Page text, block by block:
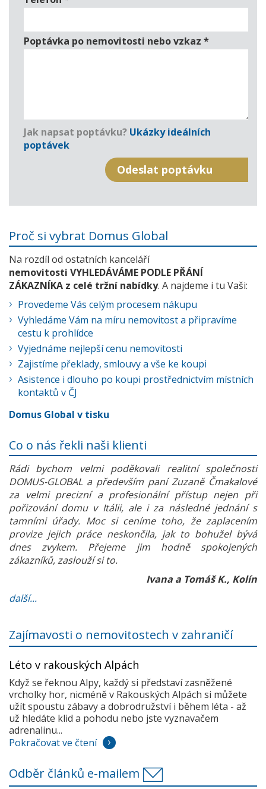
Poptávka po nemovitosti nebo vzkaz *
Jak napsat poptávku? Ukázky ideálních
poptávek
Proč si vybrat Domus Global
Na rozdíl od ostatních kanceláří
nemovitosti VYHLEDÁVÁME PODLE PŘÁNÍ
ZÁKAZNÍKA z celé tržní nabídky. A najdeme i tu Vaši:
Provedeme Vás celým procesem nákupu
Vyhledáme Vám na míru nemovitost a připravíme
cestu k prohlídce
Vyjednáme nejlepší cenu nemovitosti
Zajistíme překlady, smlouvy a vše ke koupi
Asistence i dlouho po koupi prostřednictvím místních
kontaktů v ČJ
Domus Global v tisku
Co o nás řekli naši klienti
Rádi bychom velmi poděkovali realitní společnosti
DOMUS-GLOBAL a především paní Zuzaně Čmakalové
za velmi precizní a profesionální přístup nejen při
pořizování domu v Itálii, ale i za následné jednání s
tamními úřady. Moc si ceníme toho, že zaplacením
provize jejich práce neskončila, jak to bohužel bývá
dnes zvykem. Přejeme jim hodně spokojených
zákazníků, zaslouží si to.
Ivana a Tomáš K., Kolín
další...
Zajímavosti o nemovitostech v zahraničí
Léto v rakouských Alpách
Když se řeknou Alpy, každý si představí zasněžené
vrcholky hor, nicméně v Rakouských Alpách si můžete
užít spoustu zábavy a dobrodružství i během léta - až
už hledáte klid a pohodu nebo jste vyznavačem
adrenalinu...
Pokračovat ve čtení
Odběr článků e-mailem